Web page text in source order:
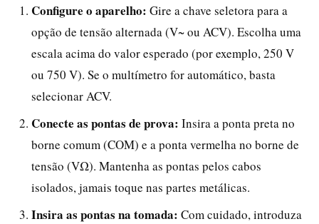
Configure o aparelho: Gire a chave seletora para a
opção de tensão alternada (V~ ou ACV). Escolha uma
escala acima do valor esperado (por exemplo, 250 V
ou 750 V). Se o multímetro for automático, basta
selecionar ACV.
Conecte as pontas de prova: Insira a ponta preta no
borne comum (COM) e a ponta vermelha no borne de
tensão (VΩ). Mantenha as pontas pelos cabos
isolados, jamais toque nas partes metálicas.
Insira as pontas na tomada: Com cuidado, introduza